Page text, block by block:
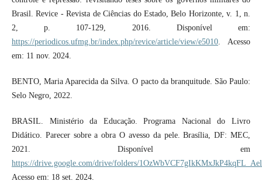
Brasil. Revice - Revista de Ciências do Estado, Belo Horizonte, v. 1, n.
2, p. 107-129, 2016. Disponível em:
https://periodicos.ufmg.br/index.php/revice/article/view/e5010. Acesso
em: 11 nov. 2024.
BENTO, Maria Aparecida da Silva. O pacto da branquitude. São Paulo:
Selo Negro, 2022.
BRASIL. Ministério da Educação. Programa Nacional do Livro
Didático. Parecer sobre a obra O avesso da pele. Brasília, DF: MEC,
2021. Disponível em
https://drive.google.com/drive/folders/
Acesso em: 18 set. 2024.